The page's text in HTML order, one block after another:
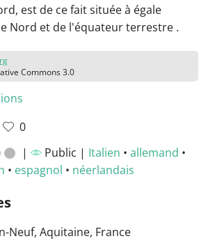
est de ce fait située à égale
Nord et de l'équateur terrestre .
Commons 3.0
0
| Public | Italien • allemand •
• espagnol • néerlandais
Neuf, Aquitaine, France